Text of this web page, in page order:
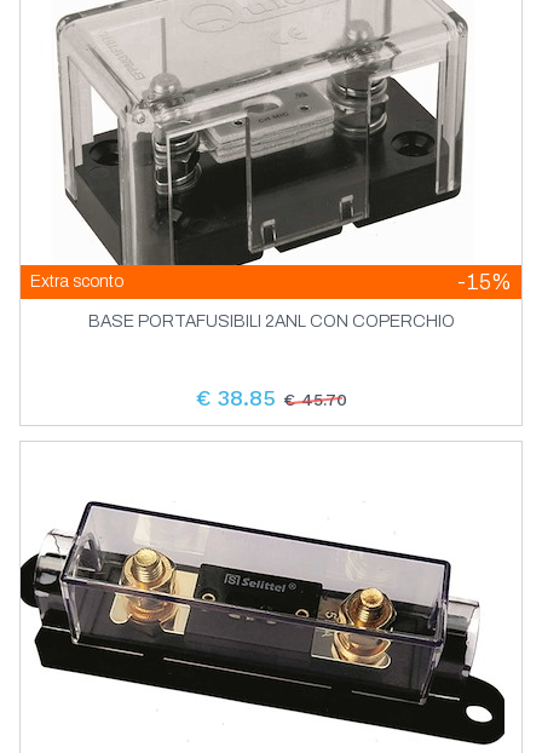
Extra sconto -15%
BASE PORTAFUSIBILI 2ANL CON COPERCHIO
€ 38.85 € 45.70